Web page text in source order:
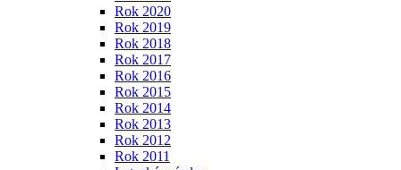
Rok 2020
Rok 2019
Rok 2018
Rok 2017
Rok 2016
Rok 2015
Rok 2014
Rok 2013
Rok 2012
Rok 2011